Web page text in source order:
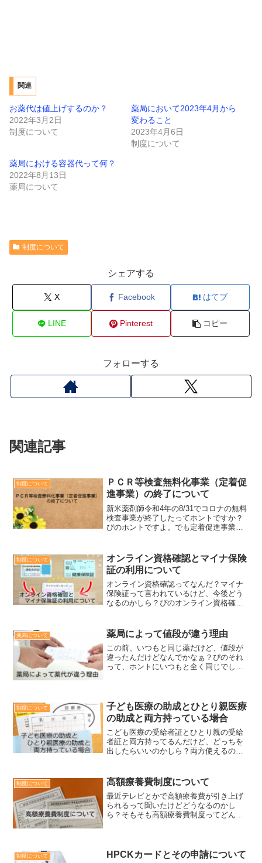
関連
お薬代は値上げするのか？
2022年3月2日
制度について
薬局において2023年4月から
変わること
2023年4月6日
制度について
薬局における容器代って何？
2022年8月13日
薬局について
制度について
シェアする
X Facebook はてブ
LINE Pinterest コピー
フォローする
関連記事
制度について
ＰＣＲ等検査無料化事業（定着促
進事業）の終了について
新米薬剤師令和4年の8/31でコロナの無料
検査事業が終了したってホントですか？
ぴのホントですよ。でも定着促進事業が
すね。いまいち違いがよく分からなくな
ってきました・・・...
制度について
オンライン資格確認とマイナ保険
証の利用について
オンライン資格確認ってなんだ？マイナ
保険証って言われているけど、今後どう
なるのかしら？ぴのオンライン資格確認
のための準備です。ぴの混乱しやすい点
もありますが、簡単にお話...
薬局について 薬局によって値段が違う理由
この前、いつもと同じ薬だけど、値段が
違ったんだけどなんでかなぁ？ぴのそれ
って、ホントにいつもと全く同じでした
ても違う場合もあるし、値...
制度について
子ども医療の助成とひとり親医療
の助成と両方持っている場合
こども医療の受給者証とひとり親の受給
者証と両方持ってるんだけど、どっちを
出したらいいのかしら？両方使えるのか
のですが、結論から言うと、両方を同時
に使うことはできません。...
制度について 高額療養費制度について
最近テレビとかで高額療養費が引き上げ
られるって聞いたけどどうなるのかし
ら？そもそも高額療養費制度ってどんな
大丈夫だよっていう制度ですあ...
制度について HPCKカードとその申請について